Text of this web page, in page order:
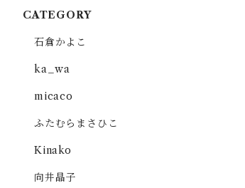
CATEGORY
石倉かよこ
ka_wa
micaco
ふたむらまさひこ
Kinako
向井晶子